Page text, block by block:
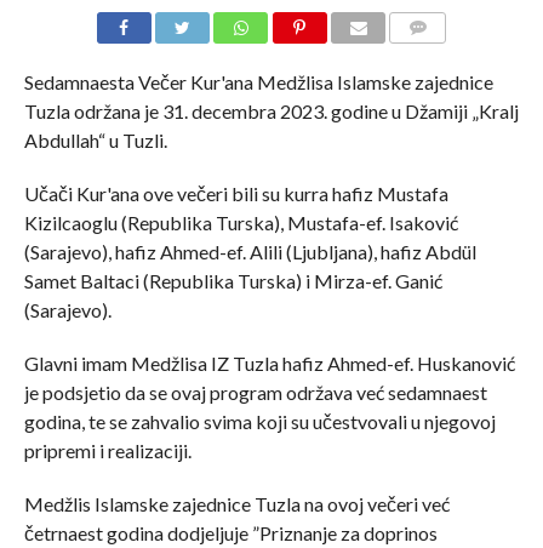
Sedamnaesta Večer Kur'ana Medžlisa Islamske zajednice
Tuzla održana je 31. decembra 2023. godine u Džamiji „Kralj
Abdullah“ u Tuzli.
Učači Kur'ana ove večeri bili su kurra hafiz Mustafa
Kizilcaoglu (Republika Turska), Mustafa-ef. Isaković
(Sarajevo), hafiz Ahmed-ef. Alili (Ljubljana), hafiz Abdül
Samet Baltaci (Republika Turska) i Mirza-ef. Ganić
(Sarajevo).
Glavni imam Medžlisa IZ Tuzla hafiz Ahmed-ef. Huskanović
je podsjetio da se ovaj program održava već sedamnaest
godina, te se zahvalio svima koji su učestvovali u njegovoj
pripremi i realizaciji.
Medžlis Islamske zajednice Tuzla na ovoj večeri već
četrnaest godina dodjeljuje ”Priznanje za doprinos